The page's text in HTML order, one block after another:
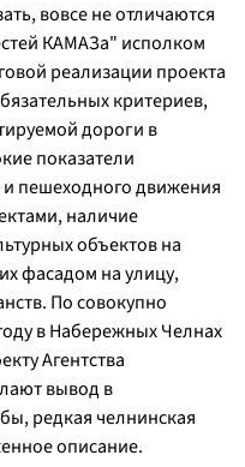
вовсе не отличаются
КАМАЗа" исполком
реализации проекта
критериев,
дороги в
показатели
пешеходного движения
наличие
объектов на
фасадом на улицу,
По совокупно
в Набережных Челнах
Агентства
вывод в
редкая челнинская
описание.